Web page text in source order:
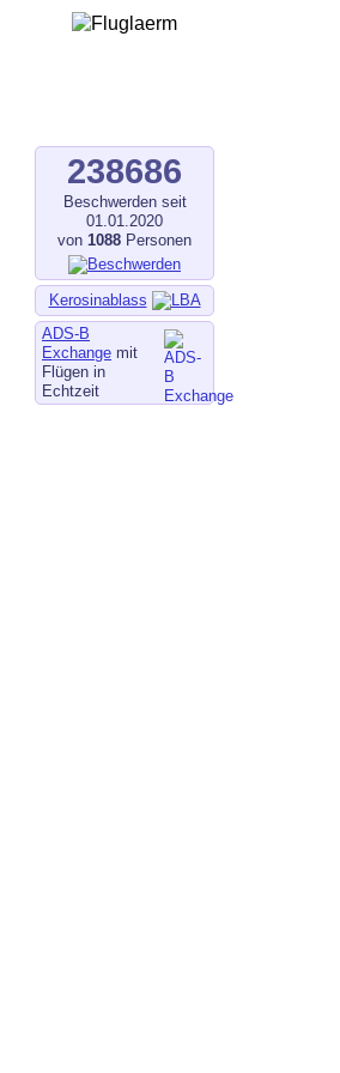
238686
Beschwerden seit
01.01.2020
von 1088 Personen
Kerosinablass
ADS-B
Exchange mit
Flügen in
Echtzeit